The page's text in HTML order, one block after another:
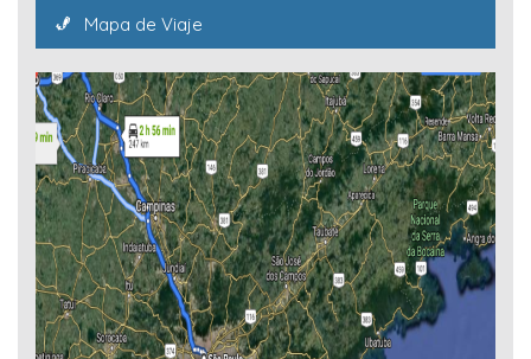
Mapa de Viaje